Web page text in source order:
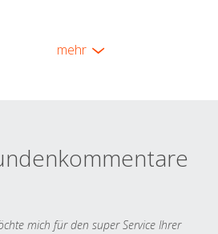
mehr
mich für den super Service Ihrer